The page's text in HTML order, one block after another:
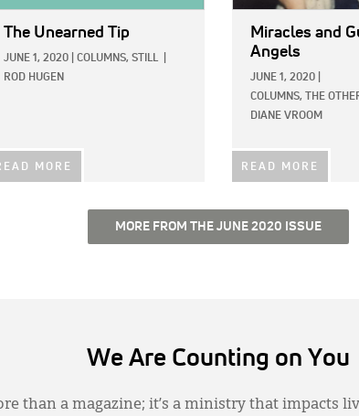
The Unearned Tip
JUNE 1, 2020 COLUMNS, STILL
ROD HUGEN
MORE
Miracles and
Angels
JUNE 1, 2020
COLUMNS,
THE
DIANE VROOM
READ MORE
MORE FROM THE JUNE 2020 ISSUE
We Are Counting on You
than a magazine; it’s a ministry that impacts